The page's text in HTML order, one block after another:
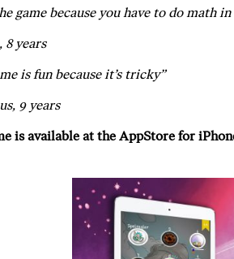
game because you have to do math in
8 years
is fun because it’s tricky”
9 years
is available at the AppStore for